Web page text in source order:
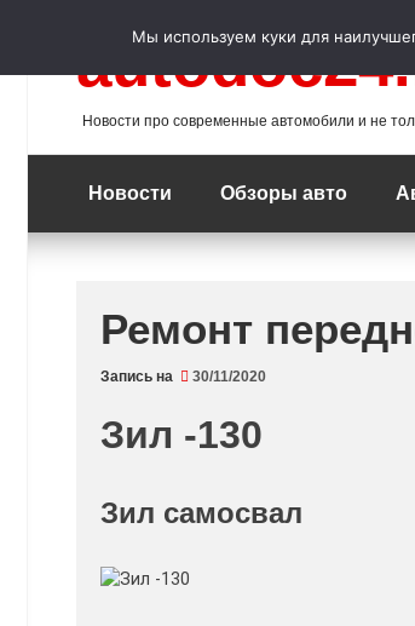
Новости про современные автомобили и не
Новости Обзоры авто
Ремонт
Запись на 30/11/2020
Зил -130
Зил самосвал
Мы используем куки для